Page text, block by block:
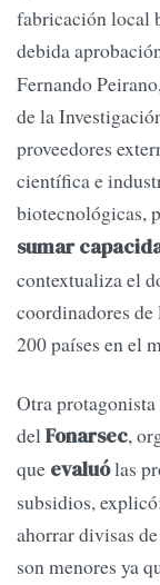
fabricación local
debida
Fernando
de la
proveedores
científica e
biotecnológicas,
sumar
contextualiza el
coordinadores
200 países en el
Otra
delFonarsec,
que evaluólas
subsidios,
ahorrar divisas
son menores ya